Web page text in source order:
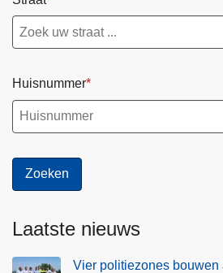
Huisnummer
Laatste nieuws
Vier politiezones